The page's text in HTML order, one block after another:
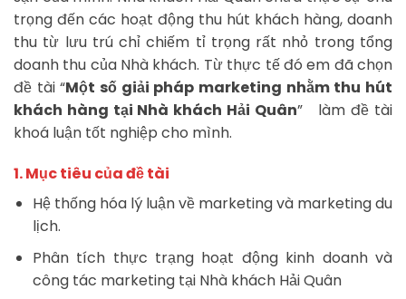
trọng đến các hoạt động thu hút khách hàng, doanh
thu từ lưu trú chỉ chiếm tỉ trọng rất nhỏ trong tổng
doanh thu của Nhà khách. Từ thực tế đó em đã chọn
đề tài “Một số giải pháp marketing nhằm thu hút
khách hàng tại Nhà khách Hải Quân” làm đề tài
khoá luận tốt nghiệp cho mình.
1. Mục tiêu của đề tài
Hệ thống hóa lý luận về marketing và marketing du
lịch.
Phân tích thực trạng hoạt động kinh doanh và
công tác marketing tại Nhà khách Hải Quân